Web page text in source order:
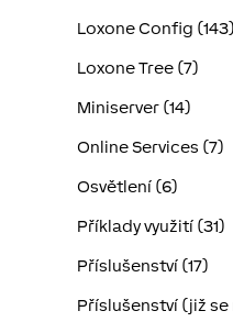
Loxone Config (143)
Loxone Tree (7)
Miniserver (14)
Online Services (7)
Osvětlení (6)
Příklady využití (31)
Příslušenství (17)
Příslušenství (již